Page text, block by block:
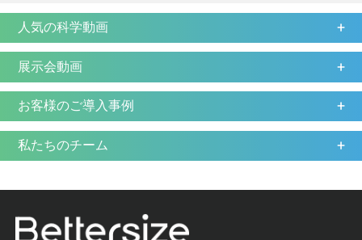
人気の科学動画
展示会動画
お客様のご導入事例
私たちのチーム